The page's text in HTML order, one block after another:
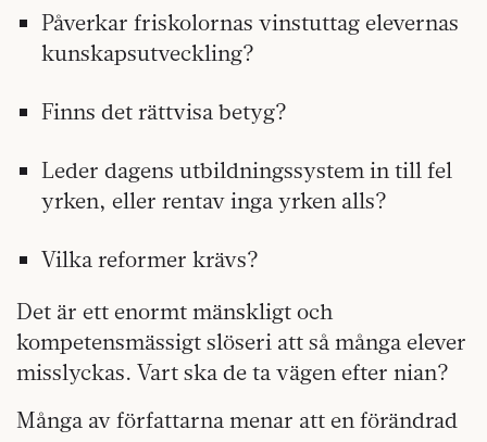
Påverkar friskolornas vinstuttag elevernas
kunskapsutveckling?
Finns det rättvisa betyg?
Leder dagens utbildningssystem in till fel
yrken, eller rentav inga yrken alls?
Vilka reformer krävs?
Det är ett enormt mänskligt och
kompetensmässigt slöseri att så många elever
misslyckas. Vart ska de ta vägen efter nian?
Många av författarna menar att en förändrad